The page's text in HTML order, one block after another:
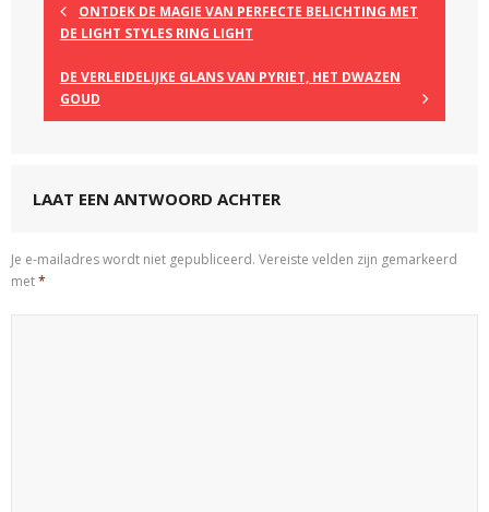
ONTDEK DE MAGIE VAN PERFECTE BELICHTING MET
DE LIGHT STYLES RING LIGHT
DE VERLEIDELIJKE GLANS VAN PYRIET, HET DWAZEN
GOUD
LAAT EEN ANTWOORD ACHTER
Je e-mailadres wordt niet gepubliceerd. Vereiste velden zijn gemarkeerd
met*